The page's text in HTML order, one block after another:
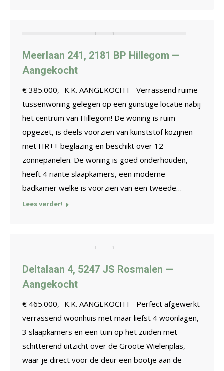
Meerlaan 241, 2181 BP Hillegom —
Aangekocht
€ 385.000,- K.K. AANGEKOCHT Verrassend ruime
tussenwoning gelegen op een gunstige locatie nabij
het centrum van Hillegom! De woning is ruim
opgezet, is deels voorzien van kunststof kozijnen
met HR++ beglazing en beschikt over 12
zonnepanelen. De woning is goed onderhouden,
heeft 4 riante slaapkamers, een moderne
badkamer welke is voorzien van een tweede…
Lees verder!
Deltalaan 4, 5247 JS Rosmalen —
Aangekocht
€ 465.000,- K.K. AANGEKOCHT Perfect afgewerkt
verrassend woonhuis met maar liefst 4 woonlagen,
3 slaapkamers en een tuin op het zuiden met
schitterend uitzicht over de Groote Wielenplas,
waar je direct voor de deur een bootje aan de